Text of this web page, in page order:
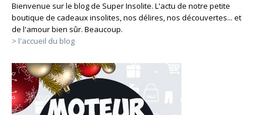
Bienvenue sur le blog de Super Insolite. L'actu de notre petite
boutique de cadeaux insolites, nos délires, nos découvertes... et
de l'amour bien sûr. Beaucoup.
> l'accueil du blog